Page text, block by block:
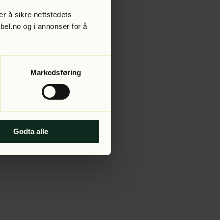
å sikre nettstedets
og i annonser for å
Markedsføring
Godta alle